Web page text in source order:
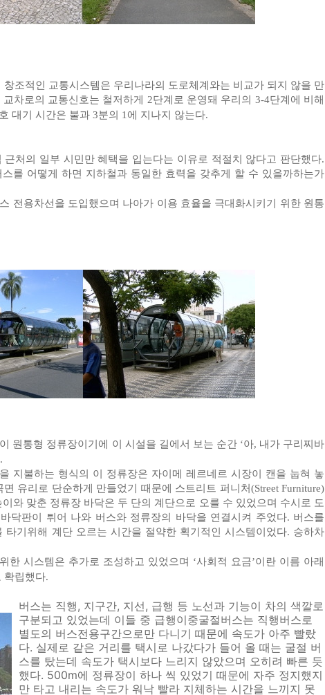
조적인 교통시스템은 우리나라의 도로체계와는 비교가 되지 않을 만
차로의 교통신호는 철저하게 2단계로 운영돼 우리의 3-4단계에 비해
대기 시간은 불과 3분의 1에 지나지 않는다.
처의 일부 시민만 혜택을 입는다는 이유로 적절치 않다고 판단했다.
를 어떻게 하면 지하철과 동일한 효력을 갖추게 할 수 있을까하는가
전용차선을 도입했으며 나아가 이용 효율을 극대화시키기 위한 원통
원통형 정류장이기에 이 시설을 길에서 보는 순간 ‘아, 내가 구리찌바
지불하는 형식의 이 정류장은 자이메 레르네르 시장이 캔을 눕혀 놓
유리로 단순하게 만들었기 때문에 스트리트 퍼니처(Street Furniture)
와 맞춘 정류장 바닥은 두 단의 계단으로 오를 수 있었으며 수시로 도
닥판이 튀어 나와 버스와 정류장의 바닥을 연결시켜 주었다. 버스를
타기위해 계단 오르는 시간을 절약한 획기적인 시스템이었다. 승하차
한 시스템은 추가로 조성하고 있었으며 ‘사회적 요금’이란 이름 아래
확립했다.
버스는 직행, 지구간, 지선, 급행 등 노선과 기능이 차의 색깔로
구분되고 있었는데 이들 중 급행이중굴절버스는 직행버스로
별도의 버스전용구간으로만 다니기 때문에 속도가 아주 빨랐
다. 실제로 같은 거리를 택시로 나갔다가 들어 올 때는 굴절 버
스를 탔는데 속도가 택시보다 느리지 않았으며 오히려 빠른 듯
했다. 500m에 정류장이 하나 씩 있었기 때문에 자주 정지했지
만 타고 내리는 속도가 워낙 빨라 지체하는 시간을 느끼지 못